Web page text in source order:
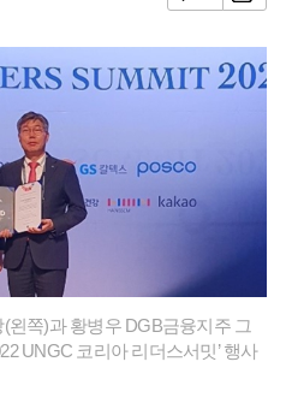
쪽)과 황병우 DGB금융지주 그
UNGC 코리아 리더스서밋’ 행사